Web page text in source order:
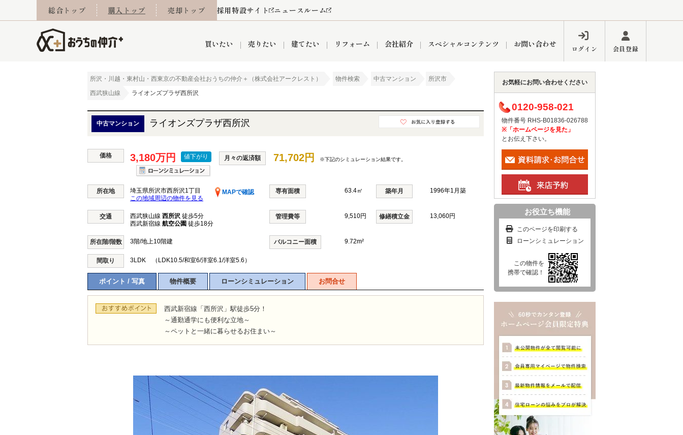
総合トップ 購入トップ 売却トップ 採用特設サイト ニュースルーム
買いたい
当社お預かり物件 グループ会社施工物件 リノベーション済み物件
今月の住宅ローン金利 当社提携金融機関 8代疾病保証付き住宅ローン 団体信用保険 購入するメリット
所沢市 川越市 東村山市 東大和市
東久留米市
小平市 練馬区
売りたい
相続 住み替え 離婚 不動産買取 空き家 リースバック
西東京市 東久留米市 東村山市 狭山市 富士見市 新座市 清瀬市 練馬区
建てたい リフォーム 会社紹介
インフォメーション ブログ
小手指営業所 所沢営業所 東所沢営業所 入間営業所 ひばりケ丘営業所 東久留米営業所
おうちLABO おうちのリフォーム おうちパークグループの強み
スペシャルコンテンツ お問い合わせ ログイン 会員登録
所沢・川越・東村山・西東京の不動産会社おうちの仲介＋（株式会社アークレスト） 物件検索 中古マンション
所沢市
西武狭山線
ライオンズプラザ西所沢
中古マンション ライオンズプラザ西所沢
価格 3,180万円 値下がり 月々の返済額 71,702円 ※下記のシミュレーション結果です。
所在地 埼玉県所沢市西所沢1丁目
MAPで確認
この地域周辺の物件を見る
専有面積 63.4㎡ 築年月 1996年1月築
交通 西武狭山線 西所沢 徒歩5分
西武新宿線 航空公園 徒歩18分
管理費等 9,510円 修繕積立金 13,060円
所在階/階数 3階/地上10階建 バルコニー面積 9.72m²
間取り 3LDK （LDK10.5/和室6/洋室6.1/洋室5.6）
ポイント / 写真 物件概要 ローンシミュレーション お問合せ
西武新宿線「西所沢」駅徒歩5分！
～通勤通学にも便利な立地～
～ペットと一緒に暮らせるお住まい～
お気軽にお問い合わせください
0120-958-021
物件番号 RHS-B01836-026788
※「ホームページを見た」
とお伝え下さい。
お役立ち機能
このページを印刷する
ローンシミュレーション
この物件を
携帯で確認！